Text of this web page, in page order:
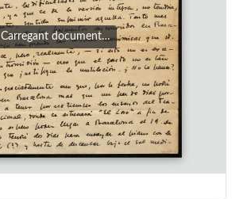
Carregant document…